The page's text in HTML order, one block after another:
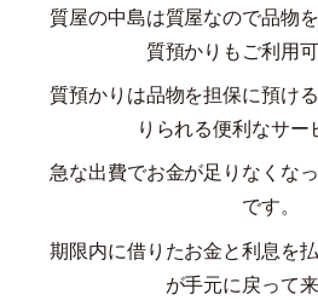
質屋の中島は質屋なので品物
質預かりもご利用可
質預かりは品物を担保に預け
りられる便利なサー
急な出費でお金が足りなくな
です。
期限内に借りたお金と利息を
が手元に戻って来